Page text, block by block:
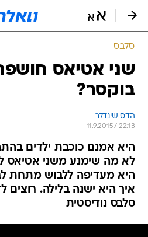
סלבס
שני אטיאס
בוקסר?
הדס שינדלר
11.9.2015 / 22:13
היא אמנם כוכבת ילדים
לא מה שימנע משני אטיאס
היא מעדיפה ללבוש מתחת
איך היא ישנה בלילה. רוצים
סלבס נודיסטית